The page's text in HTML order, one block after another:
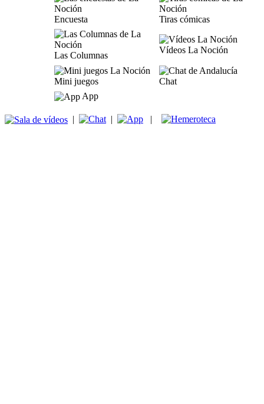
Encuesta Tiras cómicas
Las Columnas
Vídeos La Noción
Mini juegos
Chat
App
| | |